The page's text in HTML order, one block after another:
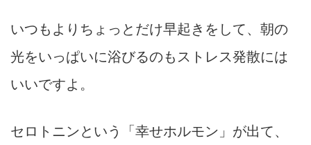
いつもよりちょっとだけ早起きをして、朝の
光をいっぱいに浴びるのもストレス発散には
いいですよ。
セロトニンという「幸せホルモン」が出て、